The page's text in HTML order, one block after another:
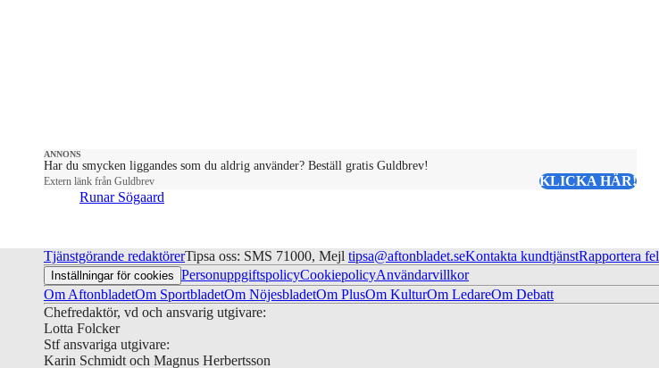
ANNONS
Har du smycken liggandes som du aldrig använder? Beställ gratis Guldbrev!
Extern länk från Guldbrev
KLICKA HÄR!
Runar Sögaard
Tjänstgörande redaktörerTipsa oss: SMS 71000, Mejl tipsa@aftonbladet.seKontakta kundtjänstRapportera fel
Inställningar för cookies PersonuppgiftspolicyCookiepolicyAnvändarvillkor
Om AftonbladetOm SportbladetOm NöjesbladetOm PlusOm KulturOm LedareOm Debatt
Chefredaktör, vd och ansvarig utgivare:
Lotta Folcker
Stf ansvariga utgivare:
Karin Schmidt och Magnus Herbertsson